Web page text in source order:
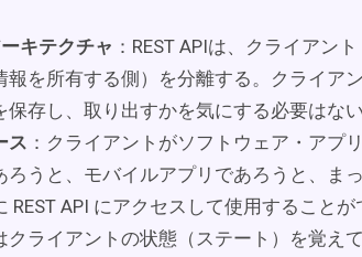
キテクチャ ：REST APIは、クライアン
を所有する側）を分離する。クライア
存し、取り出すかを気にする必要はない
ス ：クライアントがソフトウェア・アプ
うと、モバイルアプリであろうと、ま
API にアクセスして使用することが
クライアントの状態（ステート）を覚え